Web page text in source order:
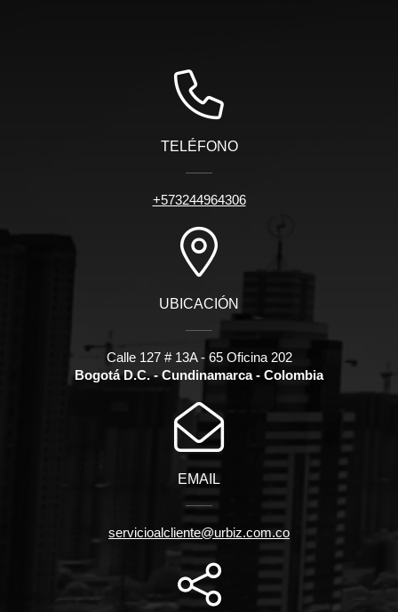
TELÉFONO
+573244964306
UBICACIÓN
Calle 127 # 13A - 65 Oficina 202
Bogotá D.C. - Cundinamarca - Colombia
EMAIL
servicioalcliente@urbiz.com.co